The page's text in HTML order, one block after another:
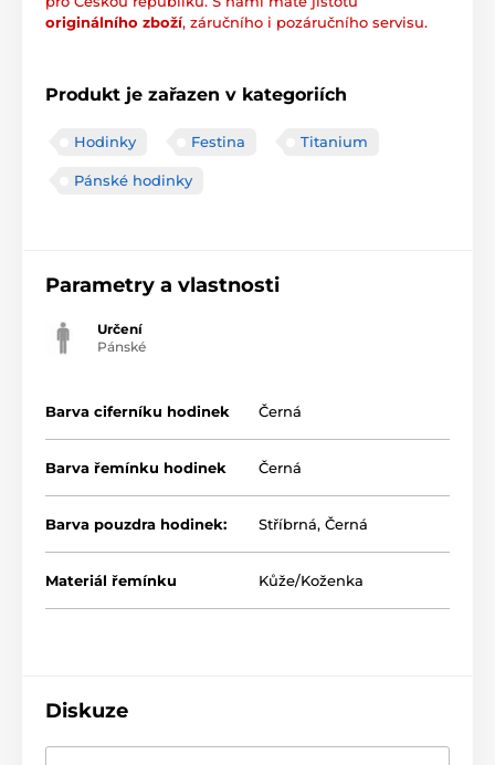
originálního zboží, záručního i pozáručního servisu.
Produkt je zařazen v kategoriích
Hodinky Festina Titanium
Pánské hodinky
Parametry a vlastnosti
Určení
Pánské
Barva ciferníku hodinek Černá
Barva řemínku hodinek Černá
Barva pouzdra hodinek: Stříbrná, Černá
Materiál řemínku Kůže/Koženka
Diskuze